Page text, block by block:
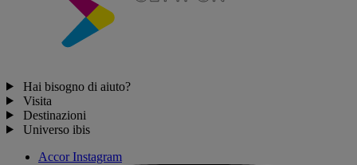
Hai bisogno di aiuto?
Visita
Destinazioni
Universo ibis
Accor Instagram